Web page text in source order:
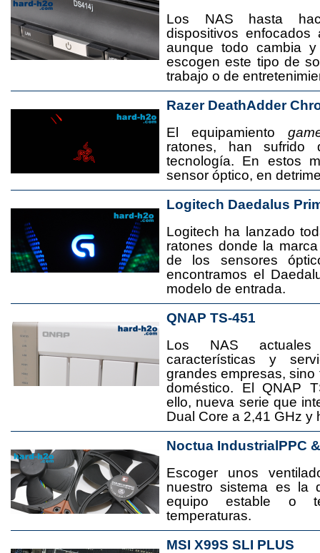
Los NAS hasta
dispositivos
aunque todo cambia
escogen este tipo de
trabajo o de
Razer DeathAdder
El equipamiento
ratones, han sufrido
tecnología. En estos
sensor óptico, en
Logitech Daedalus
Logitech ha lanzado
ratones donde la
de los sensores
encontramos el
modelo de entrada.
QNAP TS-451
Los NAS
características y
grandes empresas,
doméstico. El QNAP
ello, nueva serie que
Dual Core a 2,41 GHz y
Noctua IndustrialPPC
Escoger unos
nuestro sistema es la
equipo estable o
temperaturas.
MSI X99S SLI PLUS